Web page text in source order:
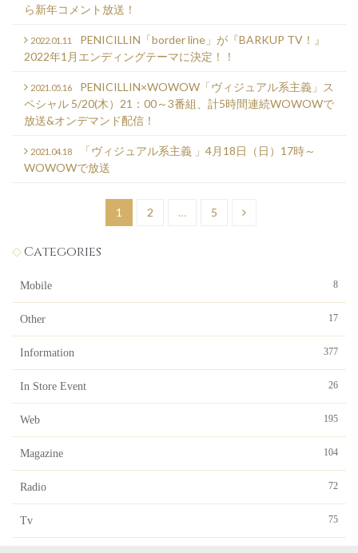
ら新年コメント放送！
2022.01.11
PENICILLIN「border line」が『BARKUP TV！』
2022年1月エンディングテーマに決定！！
2021.05.16
PENICILLIN×WOWOW「ヴィジュアル系主義」ス
ペシャル 5/20(木）21：00～3番組、計5時間連続WOWOWで
放送&オンデマンド配信！
2021.04.18
「ヴィジュアル系主義 」4月18日（日）17時～
WOWOWで放送
の
ペ
ー
ジ
送
り
1 2 … 5
Categories
Mobile 8
Other 17
Information 377
In Store Event 26
Web 195
Magazine 104
Radio 72
Tv 75